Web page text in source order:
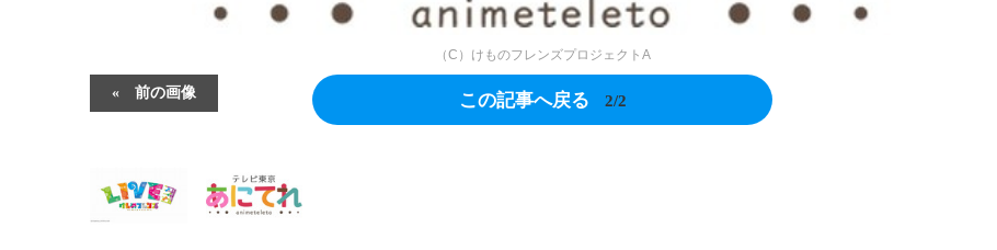
（C）けものフレンズプロジェクトA
前の画像 この記事へ戻る 2/2